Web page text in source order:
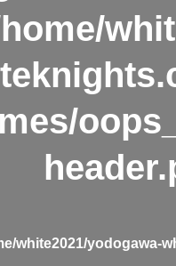
white2021/yodogawa-